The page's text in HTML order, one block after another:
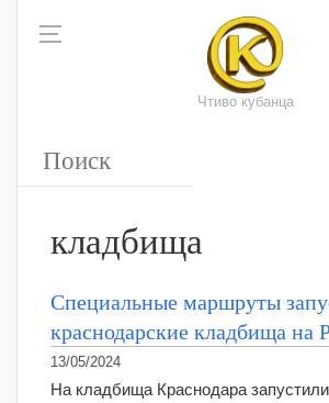
Чтиво кубанца
кладбища
Специальные маршруты
краснодарские кладбища на
13/05/2024
На кладбища Краснодара